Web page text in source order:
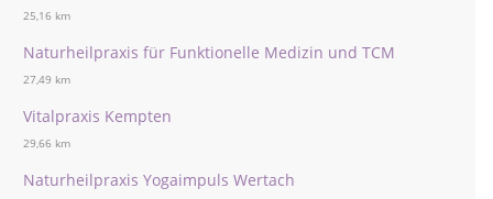
25,16 km
Naturheilpraxis für Funktionelle Medizin und TCM
27,49 km
Vitalpraxis Kempten
29,66 km
Naturheilpraxis Yogaimpuls Wertach